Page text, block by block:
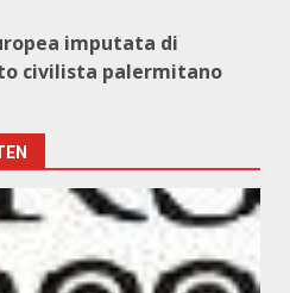
imputata di
civilista palermitano